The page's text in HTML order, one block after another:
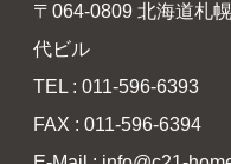
〒064-0809 北海道札
代ビル
TEL : 011-596-6393
FAX : 011-596-6394